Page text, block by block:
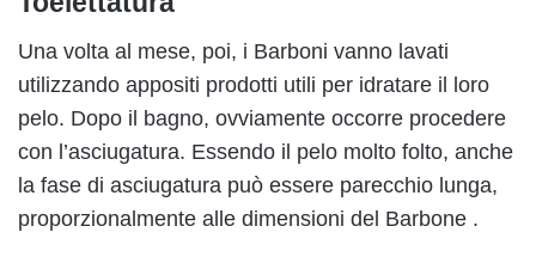
Una volta al mese, poi, i Barboni vanno lavati
utilizzando appositi prodotti utili per idratare il loro
pelo. Dopo il bagno, ovviamente occorre procedere
con l’asciugatura. Essendo il pelo molto folto, anche
la fase di asciugatura può essere parecchio lunga,
proporzionalmente alle dimensioni del Barbone .